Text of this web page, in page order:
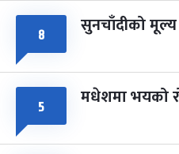
८ सुनचाँदीको
५ मधेशमा भयको